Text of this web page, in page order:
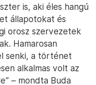
is, aki éles hangú
állapotokat és
orosz szervezetek
Hamarosan
senki, a történet
alkalmas volt az
– mondta Buda